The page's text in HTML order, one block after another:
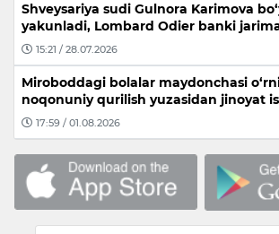
Shveysariya sudi Gulnora Karimova
yakunladi, Lombard Odier banki
15:21 / 28.07.2026
Miroboddagi bolalar maydonchasi
noqonuniy qurilish yuzasidan jinoyat
17:59 / 01.08.2026